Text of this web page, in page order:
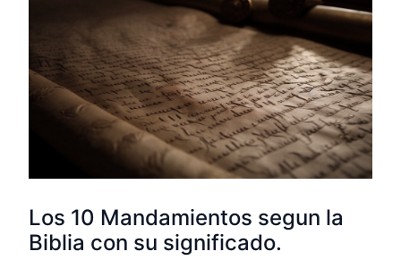
Los 10 Mandamientos segun la
Biblia con su significado.